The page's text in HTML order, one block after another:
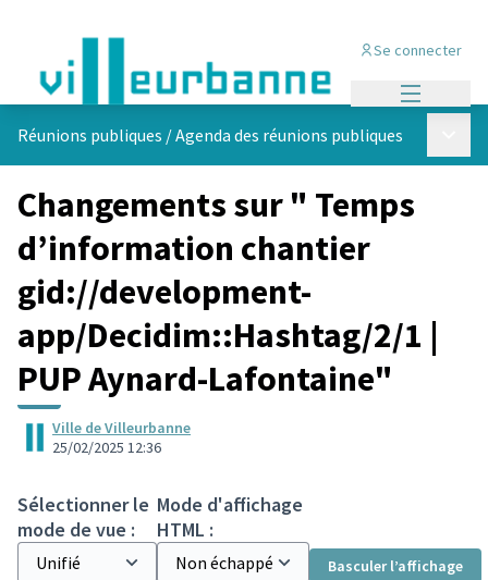
Se connecter
Réunions publiques /Agenda des réunions publiques
Changements sur " Temps
d’information chantier
gid://development-
app/Decidim::Hashtag/2/1 |
PUP Aynard-Lafontaine"
Ville de Villeurbanne
25/02/2025 12:36
Sélectionner le
mode de vue :
Mode d'affichage
HTML :
Basculer l’affichage